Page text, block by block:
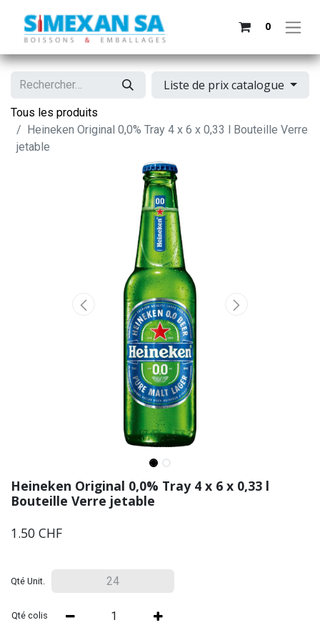
0
Liste de prix catalogue
Tous les produits
Heineken Original 0,0% Tray 4 x 6 x 0,33 l Bouteille Verre
jetable
Heineken Original 0,0% Tray 4 x 6 x 0,33 l
Bouteille Verre jetable
1.50 CHF
Qté Unit.
Qté colis